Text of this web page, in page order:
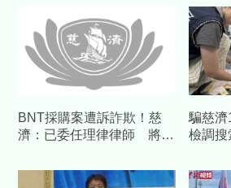
BNT採購案遭訴詐欺！慈
濟：已委任理律律師 將採
騙慈濟
檢調